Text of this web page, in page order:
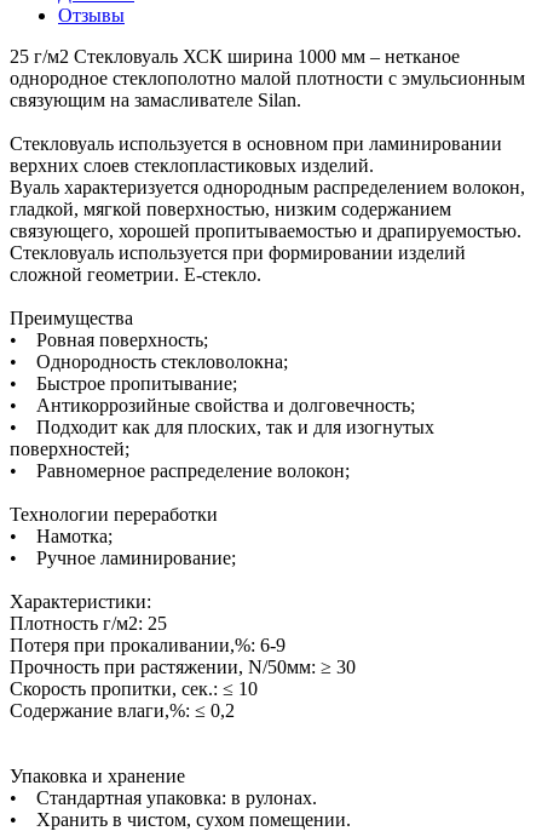
Отзывы
25 г/м2 Стекловуаль ХСК ширина 1000 мм – нетканое
однородное стеклополотно малой плотности с эмульсионным
связующим на замасливателе Silan.
Стекловуаль используется в основном при ламинировании
верхних слоев стеклопластиковых изделий.
Вуаль характеризуется однородным распределением волокон,
гладкой, мягкой поверхностью, низким содержанием
связующего, хорошей пропитываемостью и драпируемостью.
Стекловуаль используется при формировании изделий
сложной геометрии. Е-стекло.
Преимущества
• Ровная поверхность;
• Однородность стекловолокна;
• Быстрое пропитывание;
• Антикоррозийные свойства и долговечность;
• Подходит как для плоских, так и для изогнутых
поверхностей;
• Равномерное распределение волокон;
Технологии переработки
• Намотка;
• Ручное ламинирование;
Характеристики:
Плотность г/м2: 25
Потеря при прокаливании,%: 6-9
Прочность при растяжении, N/50мм: ≥ 30
Скорость пропитки, сек.: ≤ 10
Содержание влаги,%: ≤ 0,2
Упаковка и хранение
• Стандартная упаковка: в рулонах.
• Хранить в чистом, сухом помещении.